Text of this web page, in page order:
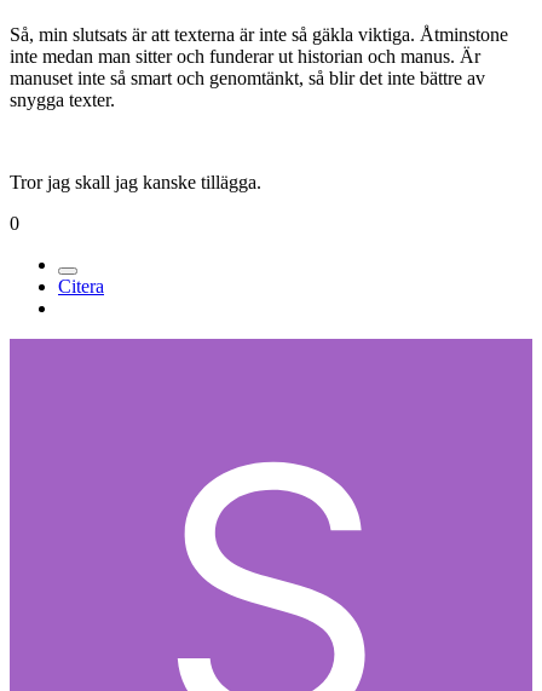
Så, min slutsats är att texterna är inte så gäkla viktiga. Åtminstone
inte medan man sitter och funderar ut historian och manus. Är
manuset inte så smart och genomtänkt, så blir det inte bättre av
snygga texter.
Tror jag skall jag kanske tillägga.
0
Citera